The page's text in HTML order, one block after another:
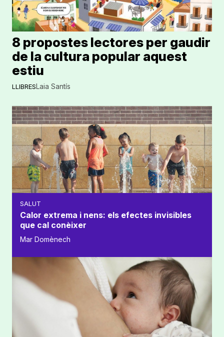
LLIBRES
8 propostes lectores per gaudir
de la cultura popular aquest
estiu
Laia Santís
SALUT
Calor extrema i nens: els efectes invisibles
que cal conèixer
Mar Domènech